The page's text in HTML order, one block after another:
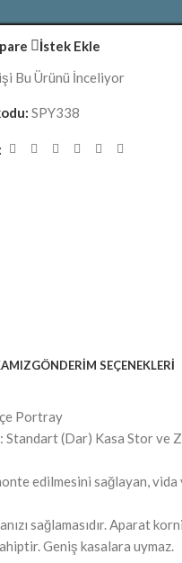
İstek Ekle
Bu Ürünü İnceliyor
SPY338
GÖNDERIM SEÇENEKLERI
Portray
(Dar) Kasa Stor ve
edilmesini sağlayan,
sağlamasıdır. Aparat
Geniş kasalara uymaz.